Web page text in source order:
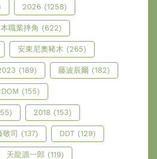
2026 (1258)
職業摔角 (622)
安東尼奧豬木 (265)
(189) 藤波辰爾 (182)
(155)
2018 (153)
敬司 (137) DDT (129)
天龍源一郎 (119)